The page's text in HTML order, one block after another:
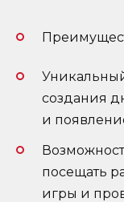
создания
и
посещать
игры и